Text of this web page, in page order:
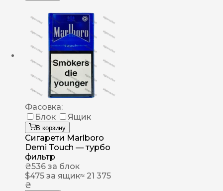
Фасовка:
Блок
Ящик
В корзину
Сигарети Marlboro
Demi Touch — турбо
фильтр
₴536 за блок
$475 за ящик≈ 21 375
₴